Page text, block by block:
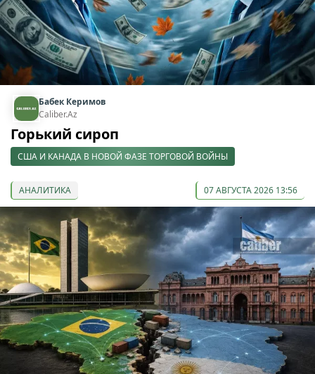
Бабек Керимов
Caliber.Az
Горький сироп
США И КАНАДА В НОВОЙ ФАЗЕ ТОРГОВОЙ ВОЙНЫ
АНАЛИТИКА 07 АВГУСТА 2026 13:56